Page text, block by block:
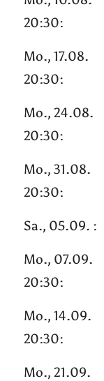
20:30:
Mo., 17.08.
20:30:
Mo., 24.08.
20:30:
Mo., 31.08.
20:30:
Sa., 05.09. :
Mo., 07.09.
20:30:
Mo., 14.09.
20:30:
Mo., 21.09.